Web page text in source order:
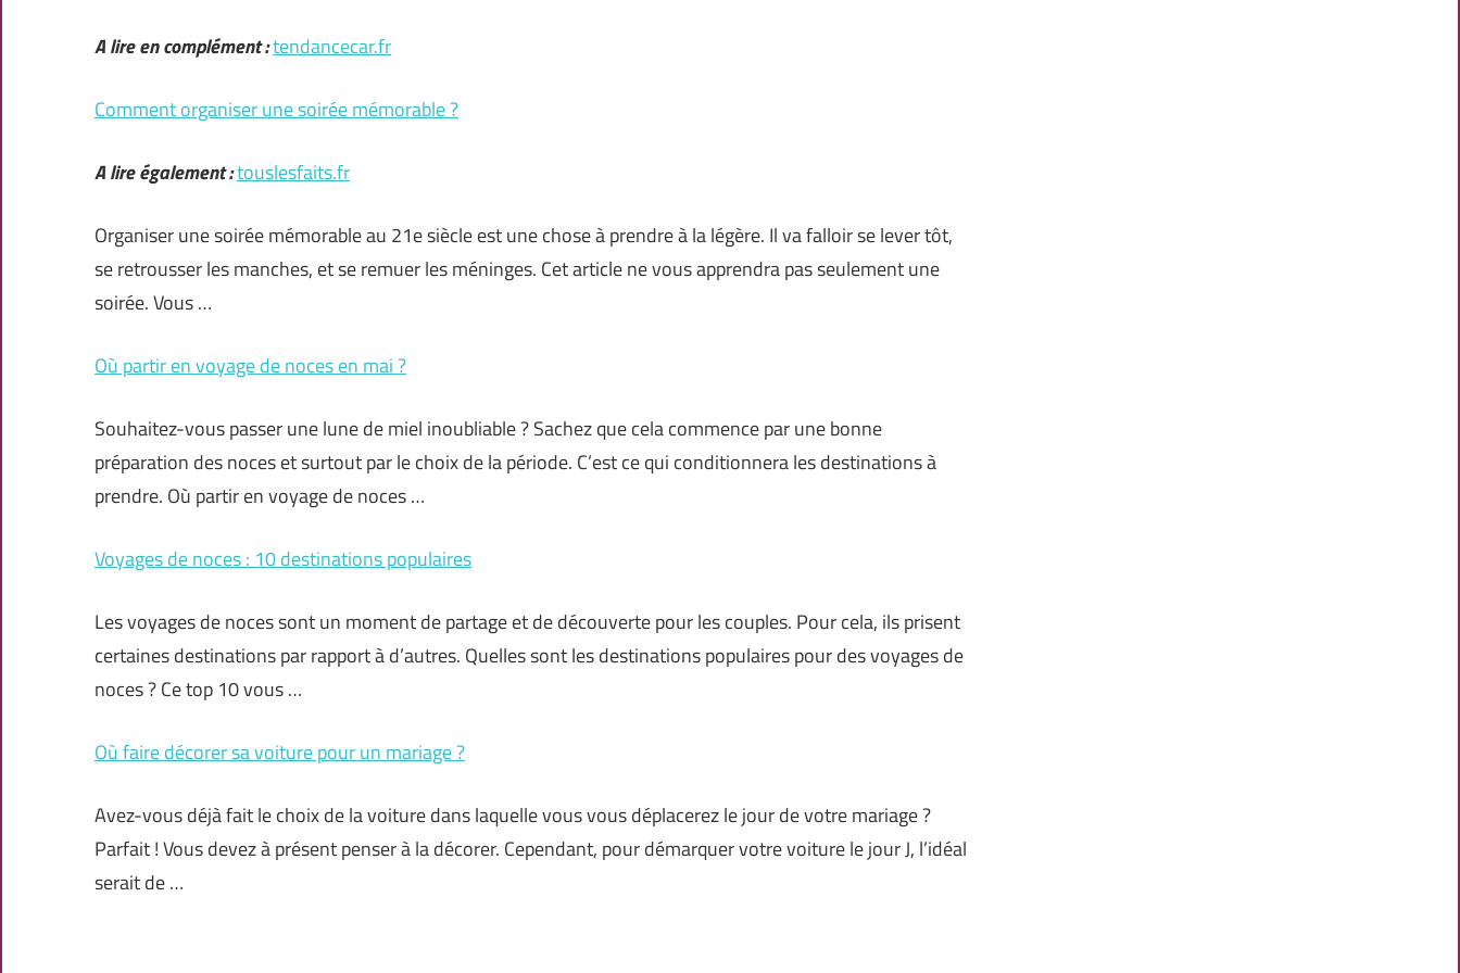
A lire en complément :tendancecar.fr
Comment organiser une soirée mémorable ?
A lire également :touslesfaits.fr
Organiser une soirée mémorable au 21e siècle est une chose à prendre à la légère. Il va falloir se lever tôt,
se retrousser les manches, et se remuer les méninges. Cet article ne vous apprendra pas seulement une
soirée. Vous …
Où partir en voyage de noces en mai ?
Souhaitez-vous passer une lune de miel inoubliable ? Sachez que cela commence par une bonne
préparation des noces et surtout par le choix de la période. C’est ce qui conditionnera les destinations à
prendre. Où partir en voyage de noces …
Voyages de noces : 10 destinations populaires
Les voyages de noces sont un moment de partage et de découverte pour les couples. Pour cela, ils prisent
certaines destinations par rapport à d’autres. Quelles sont les destinations populaires pour des voyages de
noces ? Ce top 10 vous …
Où faire décorer sa voiture pour un mariage ?
Avez-vous déjà fait le choix de la voiture dans laquelle vous vous déplacerez le jour de votre mariage ?
Parfait ! Vous devez à présent penser à la décorer. Cependant, pour démarquer votre voiture le jour J, l’idéal
serait de …